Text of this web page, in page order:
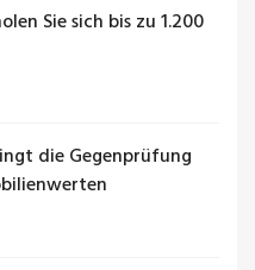
Sie sich bis zu 1.200
die Gegenprüfung